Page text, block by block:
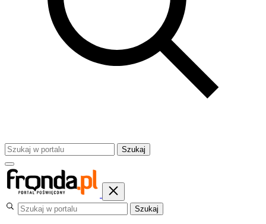
Szukaj
Szukaj